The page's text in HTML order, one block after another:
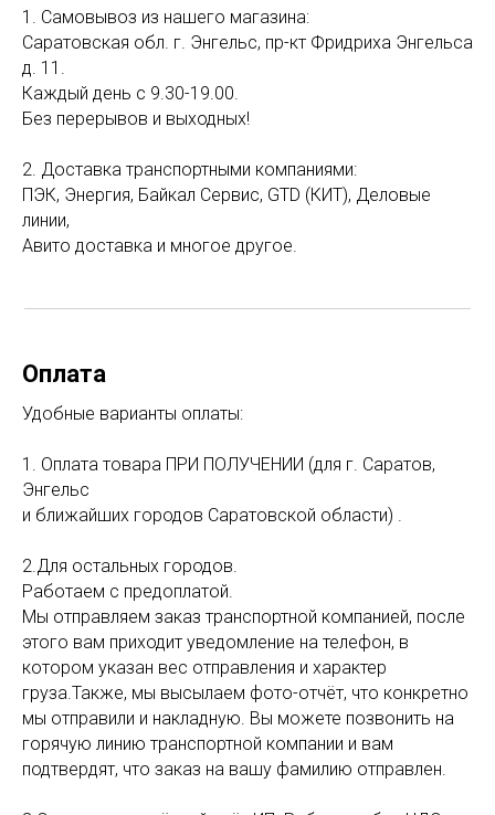
1. Самовывоз из нашего магазина:
Саратовская обл. г. Энгельс, пр-кт Фридриха Энгельса
д. 11.
Каждый день с 9.30-19.00.
Без перерывов и выходных!
2. Доставка транспортными компаниями:
ПЭК, Энергия, Байкал Сервис, GTD (КИТ), Деловые
линии,
Авито доставка и многое другое.
Оплата
Удобные варианты оплаты:
1. Оплата товара ПРИ ПОЛУЧЕНИИ (для г. Саратов,
Энгельс
и ближайших городов Саратовской области) .
2.Для остальных городов.
Работаем с предоплатой.
Мы отправляем заказ транспортной компанией, после
этого вам приходит уведомление на телефон, в
котором указан вес отправления и характер
груза.Также, мы высылаем фото-отчёт, что конкретно
мы отправили и накладную. Вы можете позвонить на
горячую линию транспортной компании и вам
подтвердят, что заказ на вашу фамилию отправлен.